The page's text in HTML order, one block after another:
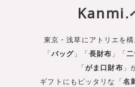
Kanmi.
東京・浅草にアトリエを
「バッグ 」「長財布 」「
「がま口財布 」
ギフトにもピッタリな「名